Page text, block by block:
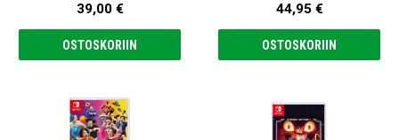
39,00 €
OSTOSKORIIN
44,95 €
OSTOSKORIIN